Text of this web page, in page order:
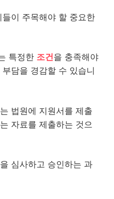
이 주목해야 할 중요한
특정한 조건을 충족해야
부담을 경감할 수 있습니
법원에 지원서를 제출
자료를 제출하는 것으
심사하고 승인하는 과